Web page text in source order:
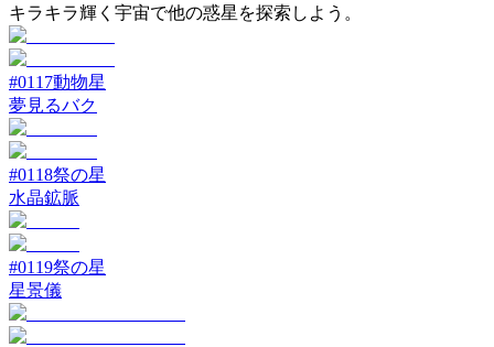
キラキラ輝く宇宙で他の惑星を探索しよう。
#0117動物星
夢見るバク
#0118祭の星
水晶鉱脈
#0119祭の星
星景儀